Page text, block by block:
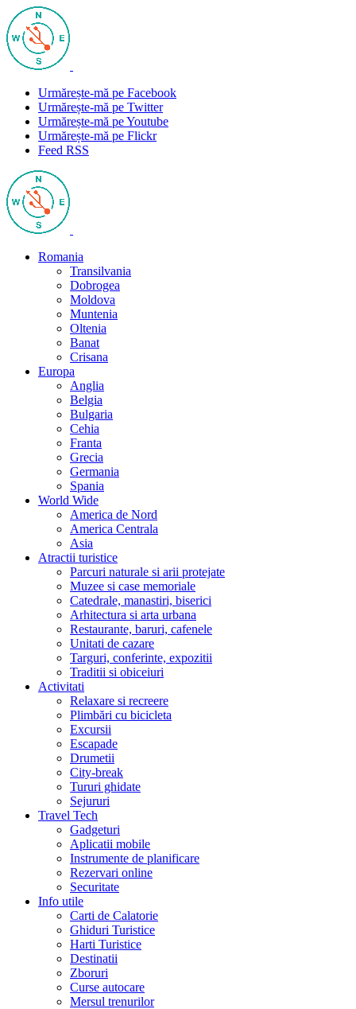
Urmărește-mă pe Facebook
Urmărește-mă pe Twitter
Urmărește-mă pe Youtube
Urmărește-mă pe Flickr
Feed RSS
Romania
Transilvania
Dobrogea
Moldova
Muntenia
Oltenia
Banat
Crisana
Europa
Anglia
Belgia
Bulgaria
Cehia
Franta
Grecia
Germania
Spania
World Wide
America de Nord
America Centrala
Asia
Atractii turistice
Parcuri naturale si arii protejate
Muzee si case memoriale
Catedrale, manastiri, biserici
Arhitectura si arta urbana
Restaurante, baruri, cafenele
Unitati de cazare
Targuri, conferinte, expozitii
Traditii si obiceiuri
Activitati
Relaxare si recreere
Plimbări cu bicicleta
Excursii
Escapade
Drumetii
City-break
Tururi ghidate
Sejururi
Travel Tech
Gadgeturi
Aplicatii mobile
Instrumente de planificare
Rezervari online
Securitate
Info utile
Carti de Calatorie
Ghiduri Turistice
Harti Turistice
Destinatii
Zboruri
Curse autocare
Mersul trenurilor